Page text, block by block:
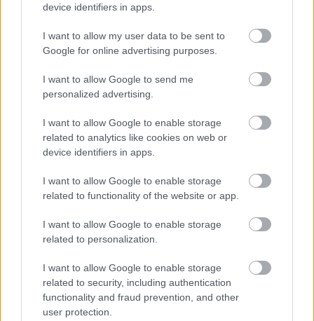
device identifiers in apps.
I want to allow my user data to be sent to
Google for online advertising purposes.
I want to allow Google to send me
personalized advertising.
I want to allow Google to enable storage
related to analytics like cookies on web or
device identifiers in apps.
I want to allow Google to enable storage
related to functionality of the website or app.
I want to allow Google to enable storage
related to personalization.
I want to allow Google to enable storage
related to security, including authentication
functionality and fraud prevention, and other
user protection.
ELŐZŐ MÉRKŐZÉSEK
Támogatás
a ManUtdFanatics.hu működését!
Kapcsolódó hírek
ÁTIGAZOLÁSI CENTER